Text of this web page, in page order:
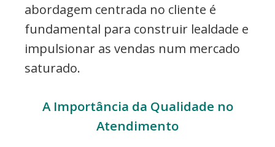
abordagem centrada no cliente é
fundamental para construir lealdade e
impulsionar as vendas num mercado
saturado.
A Importância da Qualidade no
Atendimento